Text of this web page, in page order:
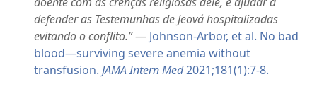
defender as Testemunhas de Jeová hospitalizadas
evitando o conflito.”— Johnson-Arbor, et al. No bad
blood—surviving severe anemia without
transfusion. JAMA Intern Med2021;181(1):7-8.